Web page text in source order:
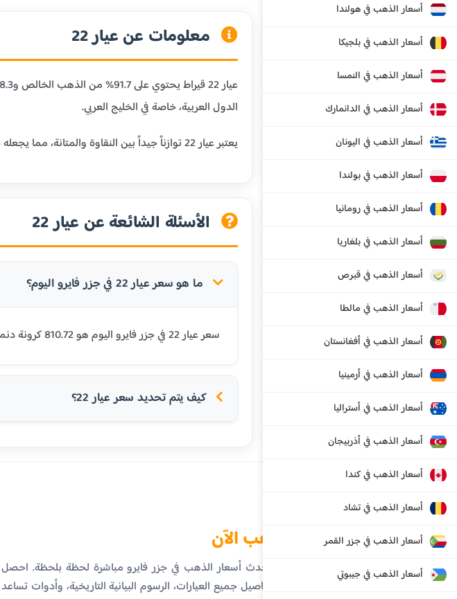
أسعار الذهب في هولندا
أسعار الذهب في بلجيكا
أسعار الذهب في النمسا
أسعار الذهب في الدانمارك
أسعار الذهب في اليونان
أسعار الذهب في بولندا
أسعار الذهب في رومانيا
أسعار الذهب في بلغاريا
أسعار الذهب في قبرص
أسعار الذهب في مالطا
أسعار الذهب في أفغانستان
أسعار الذهب في أرمينيا
أسعار الذهب في أستراليا
أسعار الذهب في أذربيجان
أسعار الذهب في كندا
أسعار الذهب في تشاد
أسعار الذهب في جزر القمر
أسعار الذهب في جيبوتي
معلومات عن عيار 22
الدول العربية، خاصة في الخليج العربي.
يعتبر عيار 22 توازناً جيداً بين النقاوة والمتانة، مما يجعله مناسباً للمجوهرات التي تحتاج إلى مقاومة للبلى اليومي مع الحفاظ على قيمة الذهب.
الأسئلة الشائعة عن عيار 22
ما هو سعر عيار 22 في جزر فايرو اليوم؟
سعر عيار 22 في جزر فايرو اليوم هو 810.72 كرونة دنماركية. يتم تحديث الأسعار بشكل يومي بناءً على أسعار السوق العالمية.
كيف يتم تحديد سعر عيار 22؟
الذهب الآن
تابع أحدث أسعار الذهب في جزر فايرو مباشرة لحظة بلحظة. احصل
على تفاصيل جميع العيارات، الرسوم البيانية التاريخية، وأدوات تساعد